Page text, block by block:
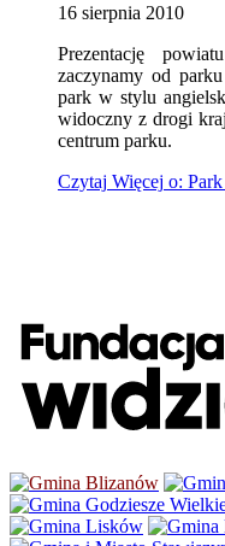
16 sierpnia 2010
Prezentację
zaczynamy od
park w stylu
widoczny z drogi
centrum parku.
Czytaj Więcej o: